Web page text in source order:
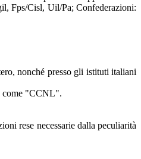
Fps/Cisl, Uil/Pa; Confederazioni:
nonché presso gli istituti italiani
come "CCNL".
rese necessarie dalla peculiarità